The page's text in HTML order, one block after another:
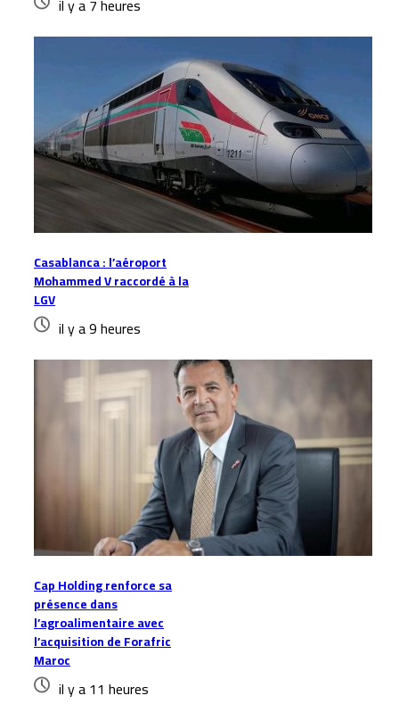
il y a 7 heures
Casablanca : l’aéroport
Mohammed V raccordé à la
LGV
il y a 9 heures
Cap Holding renforce sa
présence dans
l’agroalimentaire avec
l’acquisition de Forafric
Maroc
il y a 11 heures